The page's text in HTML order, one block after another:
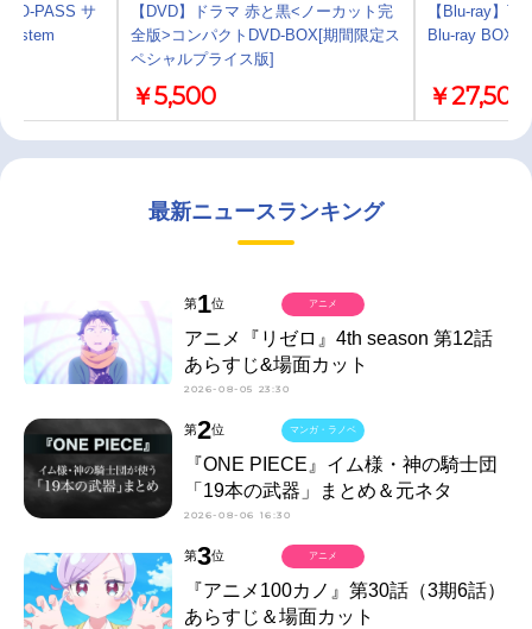
PASS サ
【DVD】ドラマ 赤と黒<ノーカット完
全版>コンパクトDVD-BOX[期間限定ス
ペシャルプライス版]
￥5,500
【Blu-ray】
Blu-ray BOX
￥27,500
最新ニュースランキング
第1位
アニメ『リゼロ』4th season 第12話
あらすじ&場面カット
2026-08-05 23:30
アニメ
第2位
『ONE PIECE』イム様・神の騎士団
「19本の武器」まとめ＆元ネタ
2026-08-06 16:30
マンガ・ラノベ
第3位
『アニメ100カノ』第30話（3期6話）
あらすじ＆場面カット
アニメ